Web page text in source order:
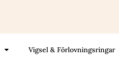
Vigsel & Förlovningsringar